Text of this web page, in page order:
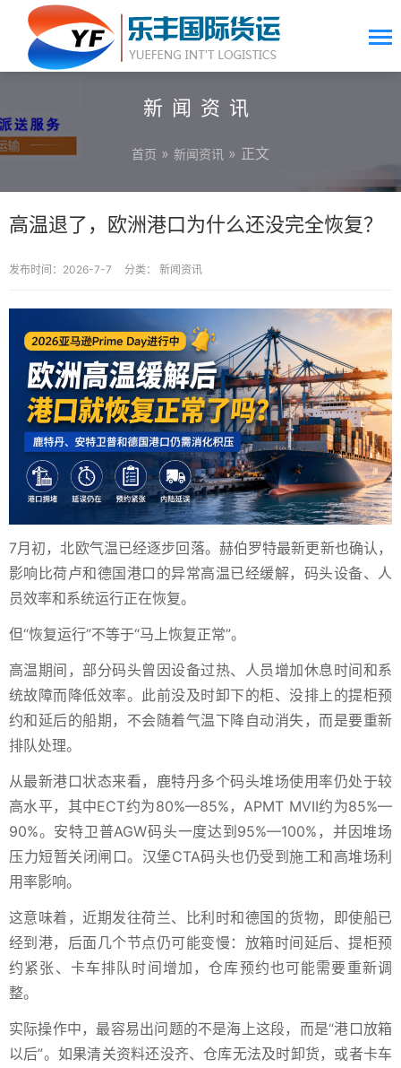
新闻资讯
首页 » 新闻资讯 » 正文
高温退了，欧洲港口为什么还没完全恢复？
发布时间：2026-7-7 分类： 新闻资讯
7月初，北欧气温已经逐步回落。赫伯罗特最新更新也确认，
影响比荷卢和德国港口的异常高温已经缓解，码头设备、人
员效率和系统运行正在恢复。
但“恢复运行”不等于“马上恢复正常”。
高温期间，部分码头曾因设备过热、人员增加休息时间和系
统故障而降低效率。此前没及时卸下的柜、没排上的提柜预
约和延后的船期，不会随着气温下降自动消失，而是要重新
排队处理。
从最新港口状态来看，鹿特丹多个码头堆场使用率仍处于较
高水平，其中ECT约为80%—85%，APMT MVII约为85%—
90%。安特卫普AGW码头一度达到95%—100%，并因堆场
压力短暂关闭闸口。汉堡CTA码头也仍受到施工和高堆场利
用率影响。
这意味着，近期发往荷兰、比利时和德国的货物，即使船已
经到港，后面几个节点仍可能变慢：放箱时间延后、提柜预
约紧张、卡车排队时间增加，仓库预约也可能需要重新调
整。
实际操作中，最容易出问题的不是海上这段，而是“港口放箱
以后”。如果清关资料还没齐、仓库无法及时卸货，或者卡车